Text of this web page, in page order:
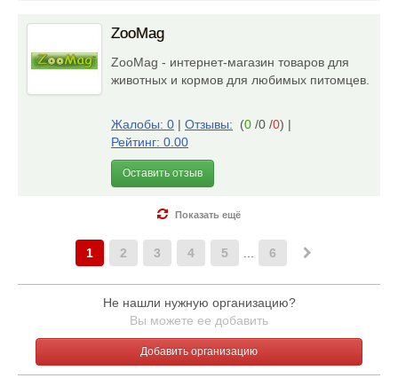
ZooMag
ZooMag - интернет-магазин товаров для
животных и кормов для любимых питомцев.
Жалобы: 0 | Отзывы: (0 /0 /0) |
Рейтинг: 0.00
Оставить отзыв
Показать ещё
1 2 3 4 5 6
Не нашли нужную организацию?
Вы можете ее добавить
Добавить организацию